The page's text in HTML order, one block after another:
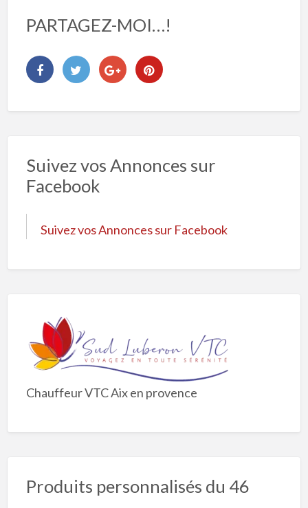
PARTAGEZ-MOI…!
Suivez vos Annonces sur
Facebook
Suivez vos Annonces sur Facebook
Chauffeur VTC Aix en provence
Produits personnalisés du 46